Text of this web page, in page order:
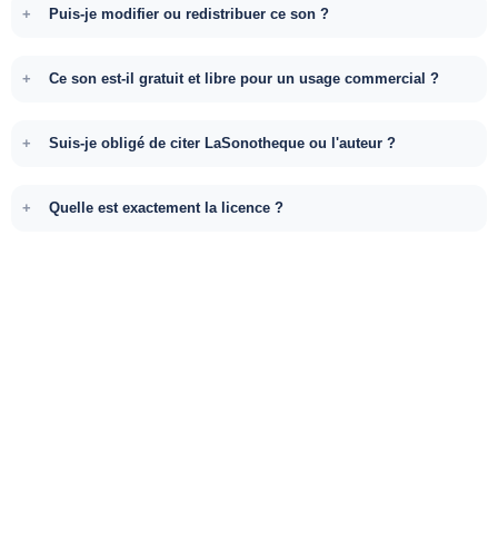
Puis-je modifier ou redistribuer ce son ?
Ce son est-il gratuit et libre pour un usage commercial ?
Suis-je obligé de citer LaSonotheque ou l'auteur ?
Quelle est exactement la licence ?